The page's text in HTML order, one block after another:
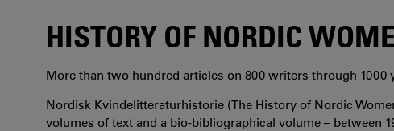
HISTORY OF NORDIC
More than two hundred articles on 800 writers through 1000
Nordisk Kvindelitteraturhistorie (The History of Nordic
volumes of text and a bio-bibliographical volume – between